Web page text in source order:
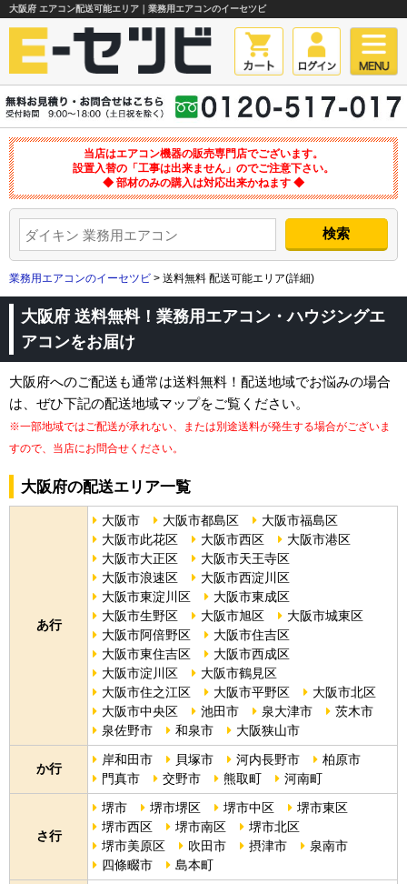
大阪府 エアコン配送可能エリア｜業務用エアコンのイーセツビ
当店はエアコン機器の販売専門店でございます。
設置入替の「工事は出来ません」のでご注意下さい。
◆ 部材のみの購入は対応出来かねます ◆
業務用エアコンのイーセツビ > 送料無料 配送可能エリア(詳細)
大阪府 送料無料！業務用エアコン・ハウジングエ
アコンをお届け
大阪府へのご配送も通常は送料無料！配送地域でお悩みの場合
は、ぜひ下記の配送地域マップをご覧ください。
※一部地域ではご配送が承れない、または別途送料が発生する場合がございま
すので、当店にお問合せください。
大阪府の配送エリア一覧
あ行
大阪市 大阪市都島区
大阪市福島区
大阪市此花区
大阪市西区
大阪市港区
大阪市大正区
大阪市天王寺区
大阪市浪速区
大阪市西淀川区
大阪市東淀川区
大阪市東成区
大阪市生野区
大阪市旭区
大阪市城東区
大阪市阿倍野区
大阪市住吉区
大阪市東住吉区
大阪市西成区
大阪市淀川区
大阪市鶴見区
大阪市住之江区
大阪市平野区
大阪市北区
大阪市中央区
池田市 泉大津市
茨木市
泉佐野市
和泉市 大阪狭山市
か行
岸和田市 貝塚市 河内長野市
柏原市
門真市
交野市 熊取町 河南町
さ行
堺市 堺市堺区 堺市中区
堺市東区
堺市西区
堺市南区
堺市北区
堺市美原区
吹田市 摂津市
泉南市
四條畷市
島本町